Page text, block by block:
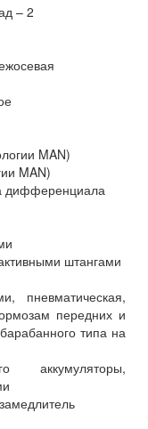
– 2
MAN)
MAN)
дифференциала
штангами
пневматическая,
передних и
типа на
аккумуляторы,